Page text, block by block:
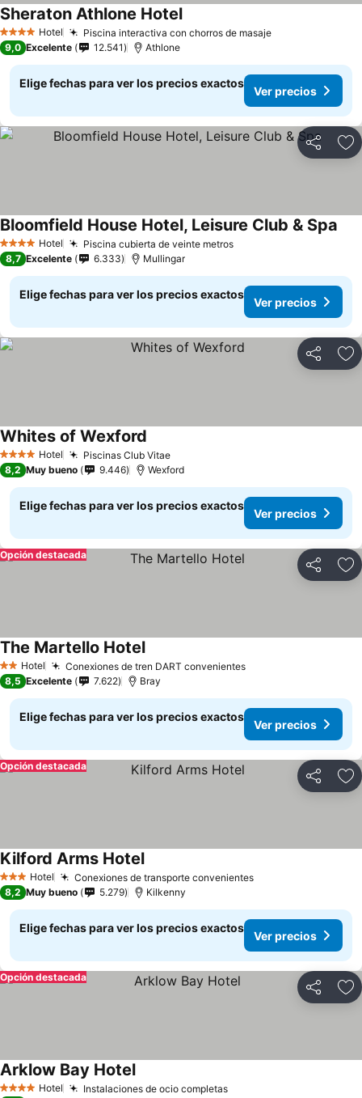
4 EstrellasHotel Piscina interactiva con chorros de masajeVer precios
Sheraton Athlone HotelVer precios
9,0 Excelente 12.541 Athlone
Elige fechas para ver los precios exactos
Ver precios
Compartir
4 EstrellasHotel Piscina cubierta de veinte metrosVer precios
Bloomfield House Hotel, Leisure Club & Spa
8,7 Excelente 6.333 Mullingar
Elige fechas para ver los precios exactos
Ver precios
Compartir
4 EstrellasHotel Piscinas Club VitaeVer precios
Whites of Wexford
8,2 Muy bueno 9.446 Wexford
Elige fechas para ver los precios exactos
Ver precios
Compartir
Opción destacada
2 Estrellas
Hotel Conexiones de tren DART convenientesVer precios
The Martello HotelVer precios
8,5 Excelente 7.622 Bray
Elige fechas para ver los precios exactos
Ver precios
Compartir
Opción destacada
3 Estrellas
Hotel Conexiones de transporte convenientesVer precios
Kilford Arms HotelVer precios
8,2 Muy bueno 5.279 Kilkenny
Elige fechas para ver los precios exactos
Ver precios
Compartir
Opción destacada
4 EstrellasHotel Instalaciones de ocio completasVer precios
Arklow Bay HotelVer precios